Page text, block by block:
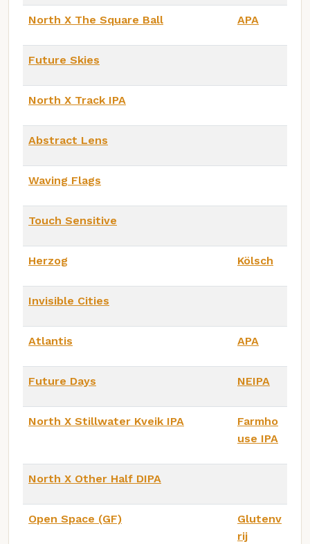
North X The Square Ball APA
Future Skies
North X Track IPA
Abstract Lens
Waving Flags
Touch Sensitive
Herzog Kölsch
Invisible Cities
Atlantis APA
Future Days NEIPA
North X Stillwater Kveik IPA
Farmho
use IPA
North X Other Half DIPA
Open Space (GF)
Glutenv
rij